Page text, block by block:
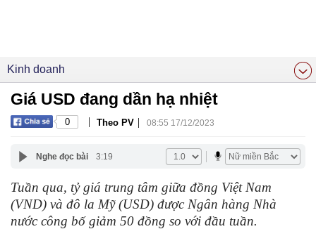
Kinh doanh
Giá USD đang dần hạ nhiệt
0 | Theo PV | 08:55 17/12/2023
Nghe đọc bài 3:19
Tuần qua, tỷ giá trung tâm giữa đồng Việt Nam
(VND) và đô la Mỹ (USD) được Ngân hàng Nhà
nước công bố giảm 50 đồng so với đầu tuần.